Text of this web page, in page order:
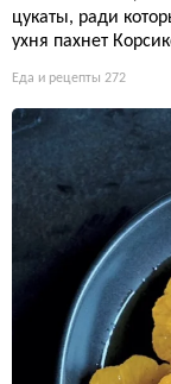
цукаты, ради
ухня пахнет
Еда и рецепты 272